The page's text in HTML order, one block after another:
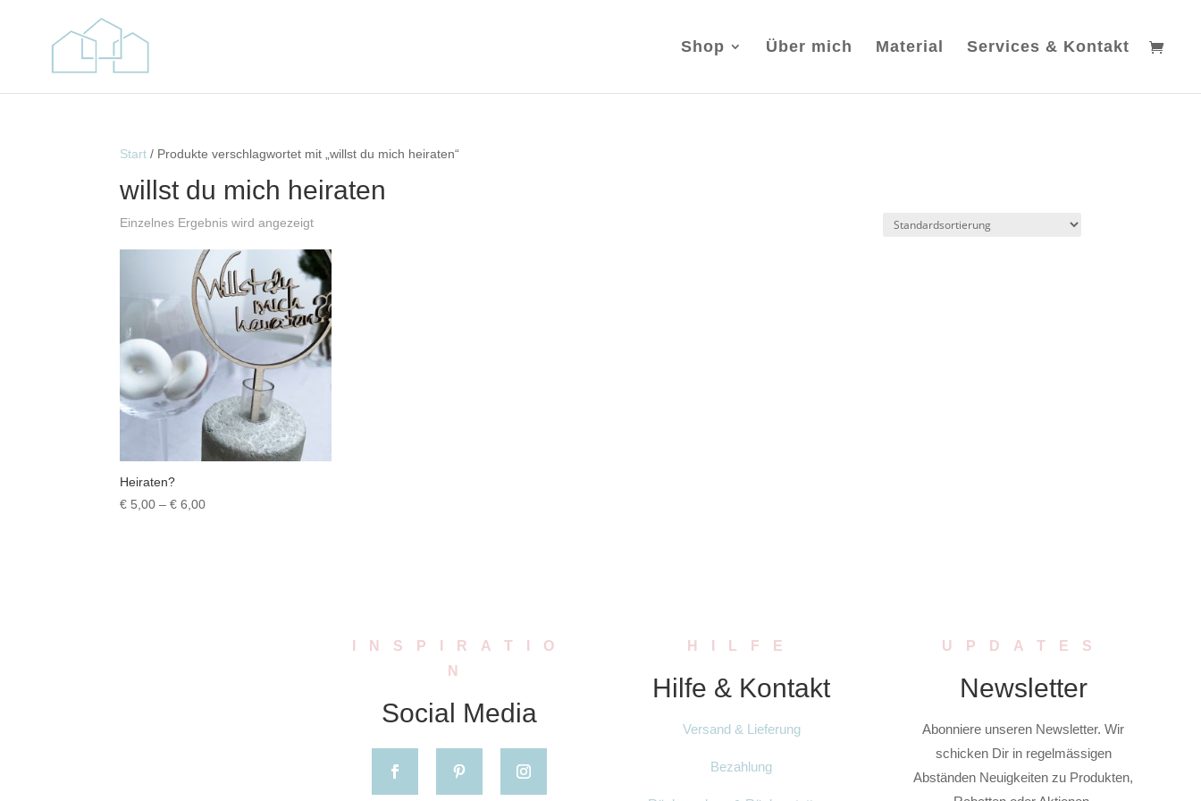
Shop Über mich Material Services & Kontakt
Start / Produkte verschlagwortet mit „willst du mich heiraten“
willst du mich heiraten
Einzelnes Ergebnis wird angezeigt
Heiraten?
€ 5,00 –€ 6,00Preisspanne:
INSPIRATIO
N
Social Media
HILFE
Hilfe & Kontakt
Versand & Lieferung
Bezahlung
UPDATES
Newsletter
Abonniere unseren Newsletter. Wir
schicken Dir in regelmässigen
Abständen Neuigkeiten zu Produkten,